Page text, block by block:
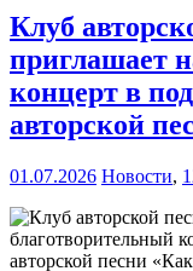
Клуб
приглашает
концерт в
авторской
01.07.2026 Новости,